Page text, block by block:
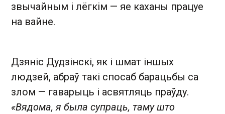
звычайным і лёгкім — яе каханы працуе
на вайне.
Дзяніс Дудзінскі, як і шмат іншых
людзей, абраў такі спосаб барацьбы са
злом — гаварыць і асвятляць праўду.
«Вядома, я была супраць, таму што